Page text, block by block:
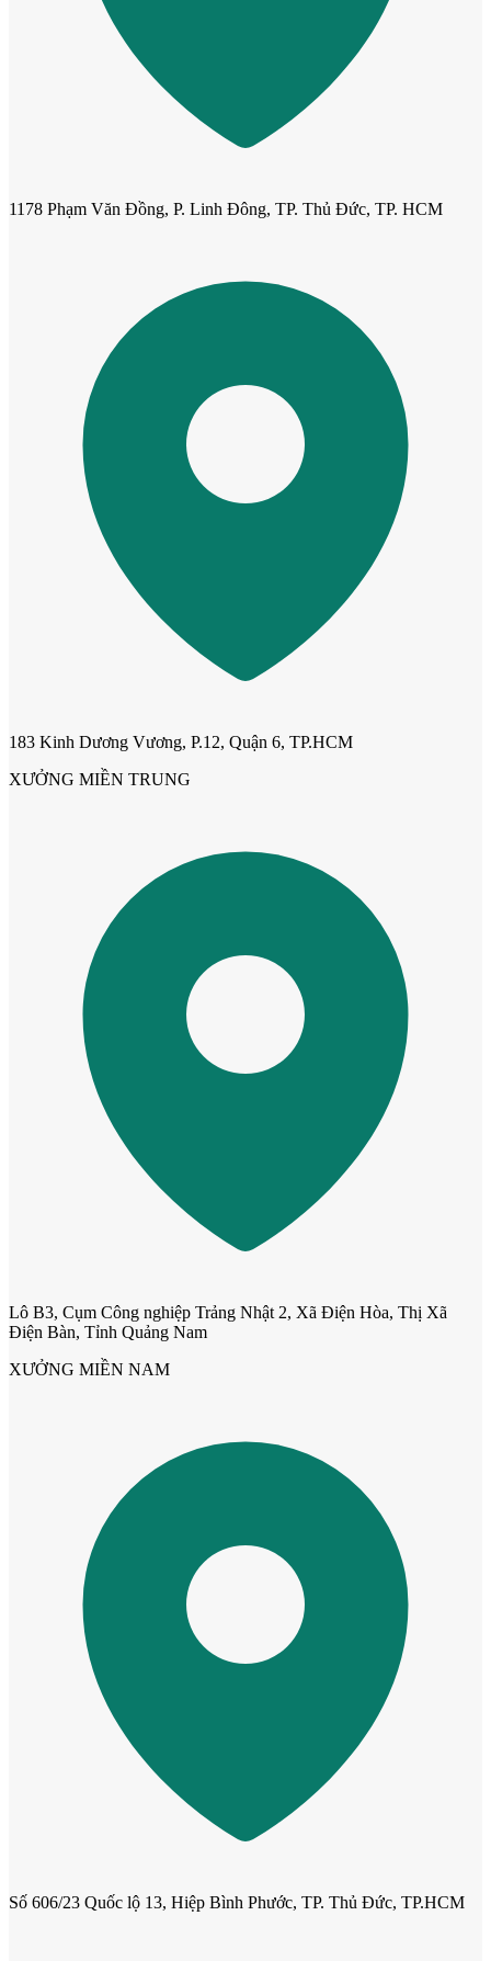
Cửa lùa
Cửa mẫu trơn phẳng
1178 Phạm Văn Đồng, P. Linh Đông, TP. Thủ Đức, TP. HCM
183 Kinh Dương Vương, P.12, Quận 6, TP.HCM
XƯỞNG MIỀN TRUNG
Lô B3, Cụm Công nghiệp Trảng Nhật 2, Xã Điện Hòa, Thị Xã
Điện Bàn, Tỉnh Quảng Nam
XƯỞNG MIỀN NAM
Số 606/23 Quốc lộ 13, Hiệp Bình Phước, TP. Thủ Đức, TP.HCM